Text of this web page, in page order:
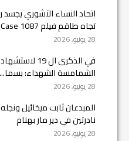
اتحاد النساء الآشوري يجسد
تجاه طاقم فيلم Case 1087
28 يونيو, 2026
في الذكرى ال
الشمامسة الشهداء: بسما...
28 يونيو, 2026
المبدعان ثابت ميخائيل
نادرتين في دير مار بهنام
28 يونيو, 2026